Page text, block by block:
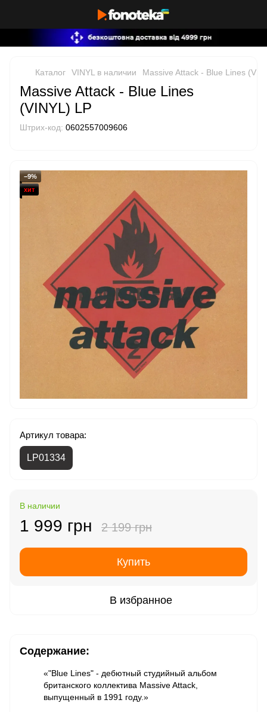
Каталог VINYL в наличии Massive Attack - Blue Lines
Massive Attack - Blue Lines
(VINYL) LP
Штрих-код: 0602557009606
−9%
хит
Артикул товара:
LP01334
В наличии
1 999 грн 2 199 грн
Купить
В избранное
Содержание:
«"Blue Lines" - дебютный студийный альбом
британского коллектива Massive Attack,
выпущенный в 1991 году.»